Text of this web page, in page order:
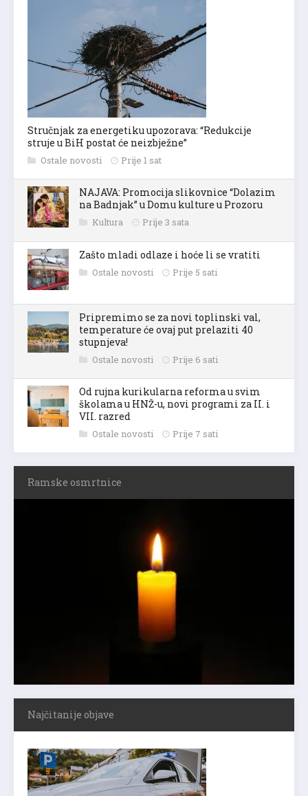
Stručnjak za energetiku upozorava: “Redukcije
struje u BiH postat će neizbježne”
Ostale novosti Prije 1 sat
NAJAVA: Promocija slikovnice “Dolazim
na Badnjak” u Domu kulture u Prozoru
Kultura Prije 3 sata
Zašto mladi odlaze i hoće li se vratiti
Ostale novosti Prije 5 sati
Pripremimo se za novi toplinski val,
temperature će ovaj put prelaziti 40
stupnjeva!
Ostale novosti Prije 6 sati
Od rujna kurikularna reforma u svim
školama u HNŽ-u, novi programi za II. i
VII. razred
Ostale novosti Prije 7 sati
Ramske osmrtnice
Najčitanije objave